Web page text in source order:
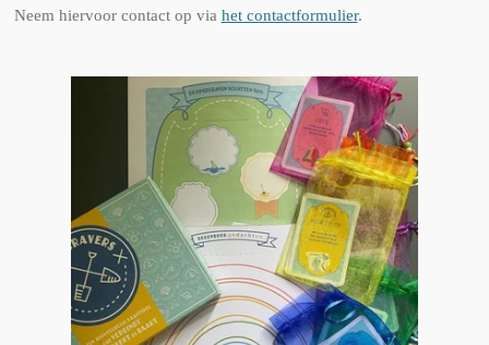
Neem hiervoor contact op via het contactformulier.